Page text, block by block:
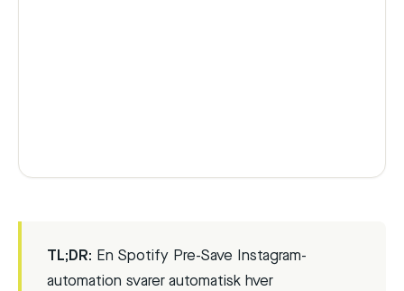
TL;DR: En Spotify Pre-Save Instagram-
automation svarer automatisk hver